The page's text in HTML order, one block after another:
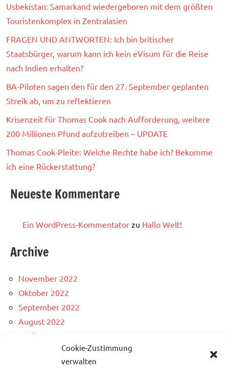
Cookie-Zustimmung
verwalten
Usbekistan: Samarkand wiedergeboren mit dem größten
Touristenkomplex in Zentralasien
FRAGEN UND ANTWORTEN: Ich bin britischer
Staatsbürger, warum kann ich kein eVisum für die Reise
nach Indien erhalten?
BA-Piloten sagen den für den 27. September geplanten
Streik ab, um zu reflektieren
Krisenzeit für Thomas Cook nach Aufforderung, weitere
200 Millionen Pfund aufzutreiben – UPDATE
Thomas Cook-Pleite: Welche Rechte habe ich? Bekomme
ich eine Rückerstattung?
Neueste Kommentare
Ein WordPress-Kommentator zu Hallo Welt!
Archive
November 2022
Oktober 2022
September 2022
August 2022
April 2022
Kategorien